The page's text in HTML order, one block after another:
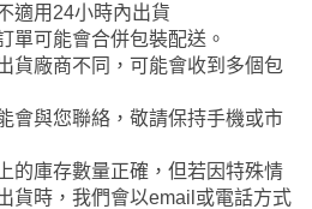
適用24小時內出貨
單可能會合併包裝配送。
貨廠商不同，可能會收到多個包
會與您聯絡，敬請保持手機或市
的庫存數量正確，但若因特殊情
貨時，我們會以email或電話方式